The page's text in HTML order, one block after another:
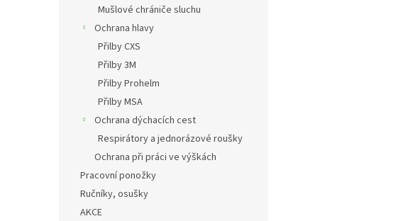
Mušlové chrániče sluchu
Ochrana hlavy
Přilby CXS
Přilby 3M
Přilby Prohelm
Přilby MSA
Ochrana dýchacích cest
Respirátory a jednorázové roušky
Ochrana při práci ve výškách
Pracovní ponožky
Ručníky, osušky
AKCE